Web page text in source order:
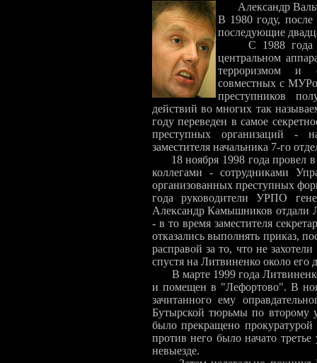
Александр
В 1980 году,
последующие
С 1988
центральном
терроризмом и
совместных с
преступников
действий во многих так
году переведен в самое
преступных организаций -
заместителя начальника 7-го
18 ноября 1998 года провел
коллегами - сотрудниками
организованных преступных
года руководители УРПО
Александр Камышников отдали
- в то время заместителя
отказались выполнять приказ,
расправой за то, что не
спустя на Литвиненко около
В марте 1999 года
и помещен в "Лефортово". В
зачитанного ему
Бутырской тюрьмы по второму
было прекращено прокуратурой
против него было начато
невыезде.